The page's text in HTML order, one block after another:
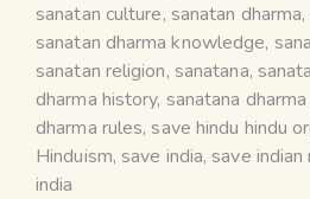
sanatan culture, sanatan dharma,
sanatan dharma knowledge,
sanatan religion, sanatana,
dharma history, sanatana
dharma rules, save hindu hindu
Hinduism, save india, save indian
india